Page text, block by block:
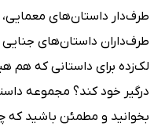
طرف‌دار داستان‌های
طرف‌داران داستان‌های
لک‌زده برای داستانی که هم
درگیر خود کند؟ مجموعه
بخوانید و مطمئن باشید که